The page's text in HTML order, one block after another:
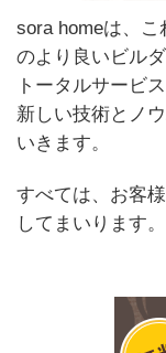
sora homeは、
のより良いビル
トータルサービ
新しい技術とノ
いきます。
すべては、お客
してまいります。